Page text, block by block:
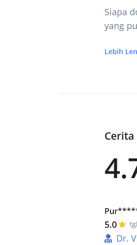
Siapa
yang
Lebih
Cerita
5.0
Dr.